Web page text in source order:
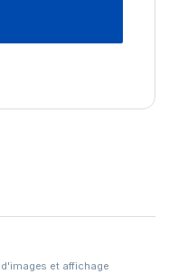
d'images et affichage